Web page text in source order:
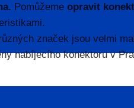
Pomůžeme opravit
značek jsou velmi
nabíjecího konektoru v